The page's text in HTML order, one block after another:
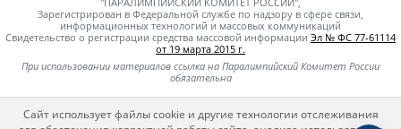
Зарегистрирован в Федеральной службе по надзору в сфере связи,
информационных технологий и массовых коммуникаций
Свидетельство о регистрации средства массовой информации Эл № ФС 77-61114
от 19 марта 2015 г.
При использовании материалов ссылка на Паралимпийский Комитет России
обязательна
Сайт использует файлы cookie и другие технологии отслеживания